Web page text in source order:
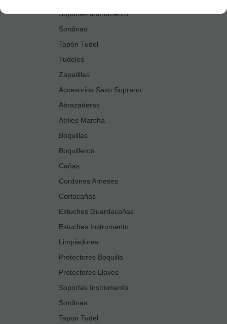
Soportes Instrumento
Sordinas
Tapón Tudel
Tudeles
Zapatillas
Accesorios Saxo Soprano
Abrazaderas
Atriles Marcha
Boquillas
Boquilleros
Cañas
Cordones Arneses
Cortacañas
Estuches Guardacañas
Estuches Instrumento
Limpiadores
Protectores Boquilla
Protectores Llaves
Soportes Instrumento
Sordinas
Tapon Tudel